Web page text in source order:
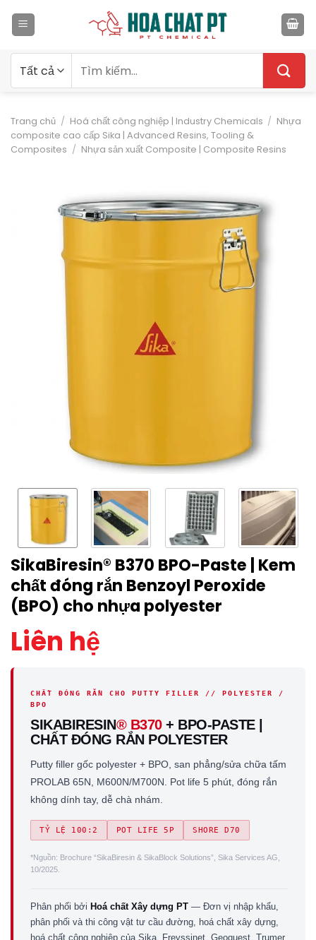
qua
kiếm:
Trang chủ / Hoá chất công nghiệp | Industry Chemicals / Nhựa
composite cao cấp Sika | Advanced Resins, Tooling &
Composites / Nhựa sản xuất Composite | Composite Resins
SikaBiresin® B370 BPO-Paste | Kem
chất đóng rắn Benzoyl Peroxide
(BPO) cho nhựa polyester
Liên hệ
CHẤT ĐÓNG RẮN CHO PUTTY FILLER // POLYESTER /
BPO
SIKABIRESIN® B370+ BPO-PASTE |
CHẤT ĐÓNG RẮN POLYESTER
Putty filler gốc polyester + BPO, san phẳng/sửa chữa tấm
PROLAB 65N, M600N/M700N. Pot life 5 phút, đóng rắn
không dính tay, dễ chà nhám.
TỶ LỆ 100:2 POT LIFE 5P SHORE D70
*Nguồn: Brochure “SikaBiresin & SikaBlock Solutions”, Sika Services AG,
10/2025.
Phân phối bởi Hoá chất Xây dựng PT — Đơn vị nhập khẩu,
phân phối và thi công vật tư cầu đường, hoá chất xây dựng,
hoá chất công nghiệp của Sika, Freyssinet, Geoquest, Trumer